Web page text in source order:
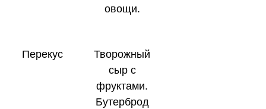
овощи.
Перекус
Творожный
сыр с
фруктами.
Бутерброд